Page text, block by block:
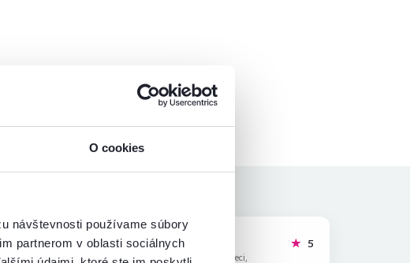
O cookies
návštevnosti používame súbory
partnerom v oblasti sociálnych
Svinná,
4.2hviezdičky
D
11.11.2025, Greci,
5hviezdičiek